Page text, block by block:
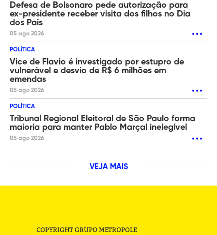
Defesa de Bolsonaro pede autorização para
ex-presidente receber visita dos filhos no Dia
dos Pais
05 ago 2026
POLÍTICA
Vice de Flavio é investigado por estupro de
vulnerável e desvio de R$ 6 milhões em
emendas
05 ago 2026
POLÍTICA
Tribunal Regional Eleitoral de São Paulo forma
maioria para manter Pablo Marçal inelegível
05 ago 2026
VEJA MAIS
COPYRIGHT GRUPO METROPOLE